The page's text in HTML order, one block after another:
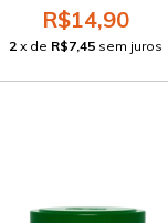
R$14,90
2 x de R$7,45 sem juros